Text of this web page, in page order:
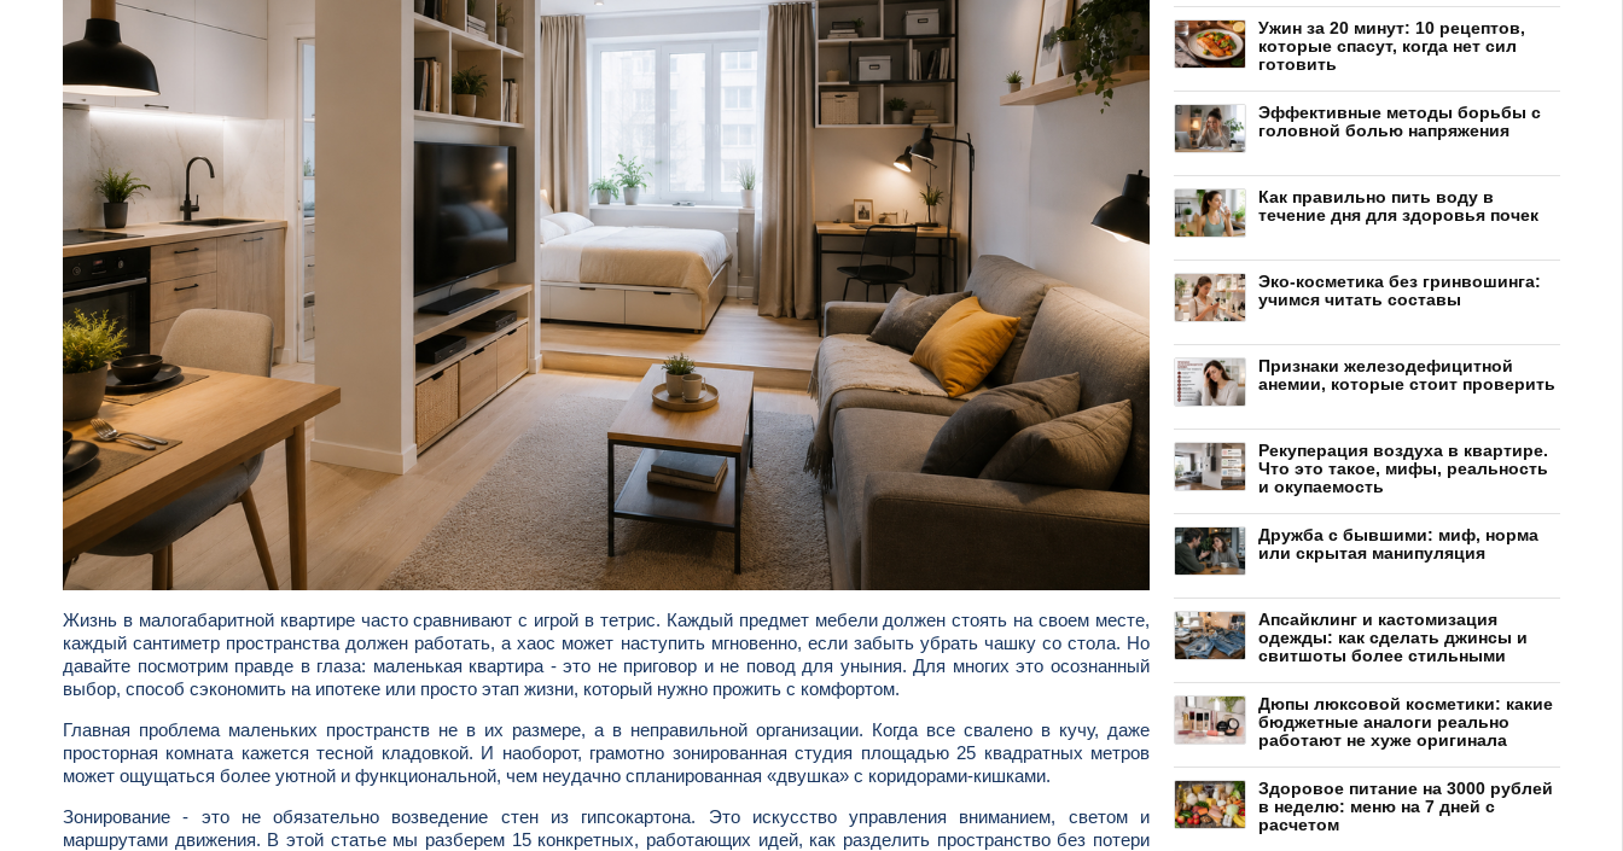
Жизнь в малогабаритной квартире часто сравнивают с игрой в тетрис. Каждый предмет мебели должен стоять на своем месте,
каждый сантиметр пространства должен работать, а хаос может наступить мгновенно, если забыть убрать чашку со стола. Но
давайте посмотрим правде в глаза: маленькая квартира - это не приговор и не повод для уныния. Для многих это осознанный
выбор, способ сэкономить на ипотеке или просто этап жизни, который нужно прожить с комфортом.
Главная проблема маленьких пространств не в их размере, а в неправильной организации. Когда все свалено в кучу, даже
просторная комната кажется тесной кладовкой. И наоборот, грамотно зонированная студия площадью 25 квадратных метров
может ощущаться более уютной и функциональной, чем неудачно спланированная «двушка» с коридорами-кишками.
Зонирование - это не обязательно возведение стен из гипсокартона. Это искусство управления вниманием, светом и
маршрутами движения. В этой статье мы разберем 15 конкретных, работающих идей, как разделить пространство без потери
Ужин за 20 минут: 10 рецептов,
которые спасут, когда нет сил
готовить
Эффективные методы борьбы с
головной болью напряжения
Как правильно пить воду в
течение дня для здоровья почек
Эко-косметика без гринвошинга:
учимся читать составы
Признаки железодефицитной
анемии, которые стоит проверить
Рекуперация воздуха в квартире.
Что это такое, мифы, реальность
и окупаемость
Дружба с бывшими: миф, норма
или скрытая манипуляция
Апсайклинг и кастомизация
одежды: как сделать джинсы и
свитшоты более стильными
Дюпы люксовой косметики: какие
бюджетные аналоги реально
работают не хуже оригинала
Здоровое питание на 3000 рублей
в неделю: меню на 7 дней с
расчетом